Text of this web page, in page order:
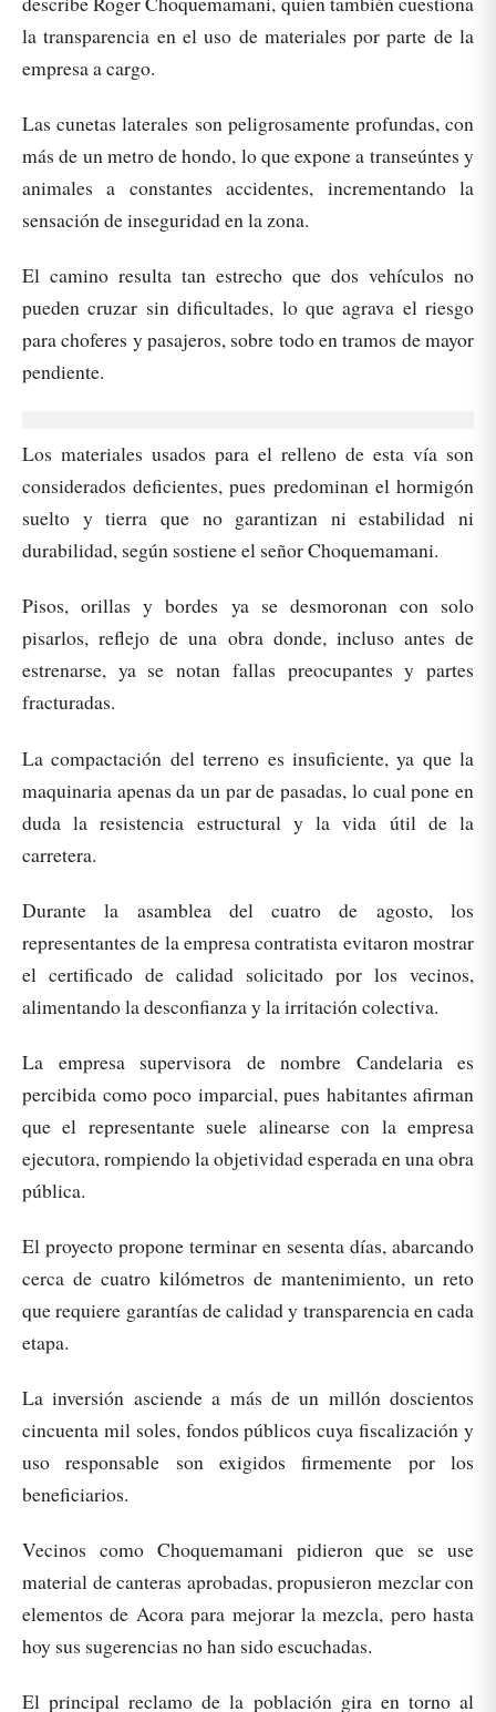
la transparencia en el uso de materiales por parte de la
empresa a cargo.
Las cunetas laterales son peligrosamente profundas, con
más de un metro de hondo, lo que expone a transeúntes y
animales a constantes accidentes, incrementando la
sensación de inseguridad en la zona.
El camino resulta tan estrecho que dos vehículos no
pueden cruzar sin dificultades, lo que agrava el riesgo
para choferes y pasajeros, sobre todo en tramos de mayor
pendiente.
Los materiales usados para el relleno de esta vía son
considerados deficientes, pues predominan el hormigón
suelto y tierra que no garantizan ni estabilidad ni
durabilidad, según sostiene el señor Choquemamani.
Pisos, orillas y bordes ya se desmoronan con solo
pisarlos, reflejo de una obra donde, incluso antes de
estrenarse, ya se notan fallas preocupantes y partes
fracturadas.
La compactación del terreno es insuficiente, ya que la
maquinaria apenas da un par de pasadas, lo cual pone en
duda la resistencia estructural y la vida útil de la
carretera.
Durante la asamblea del cuatro de agosto, los
representantes de la empresa contratista evitaron mostrar
el certificado de calidad solicitado por los vecinos,
alimentando la desconfianza y la irritación colectiva.
La empresa supervisora de nombre Candelaria es
percibida como poco imparcial, pues habitantes afirman
que el representante suele alinearse con la empresa
ejecutora, rompiendo la objetividad esperada en una obra
pública.
El proyecto propone terminar en sesenta días, abarcando
cerca de cuatro kilómetros de mantenimiento, un reto
que requiere garantías de calidad y transparencia en cada
etapa.
La inversión asciende a más de un millón doscientos
cincuenta mil soles, fondos públicos cuya fiscalización y
uso responsable son exigidos firmemente por los
beneficiarios.
Vecinos como Choquemamani pidieron que se use
material de canteras aprobadas, propusieron mezclar con
elementos de Acora para mejorar la mezcla, pero hasta
hoy sus sugerencias no han sido escuchadas.
El principal reclamo de la población gira en torno al